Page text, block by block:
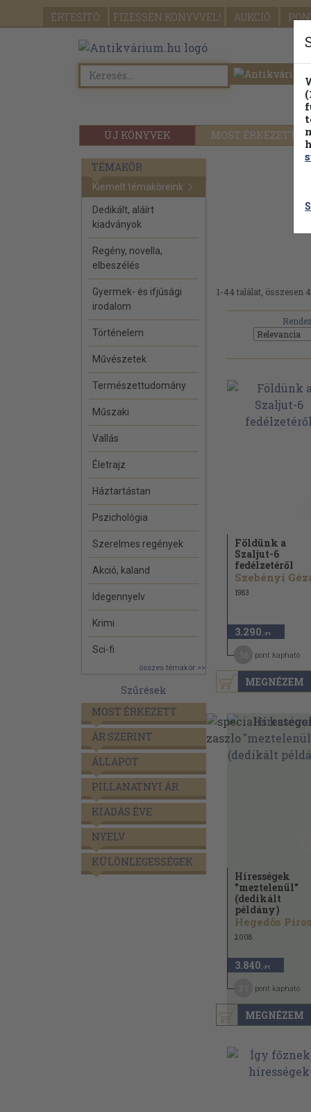
ÉRTESÍTŐ FIZESSEN KÖNYVVEL! AUKCIÓ
ÚJ KÖNYVEK MOST ÉRKEZETT
TÉMAKÖR
Kiemelt témaköreink
Dedikált, aláírt
kiadványok
Regény, novella,
elbeszélés
Gyermek- és ifjúsági
irodalom
Történelem
Művészetek
Természettudomány
Műszaki
Vallás
Életrajz
Háztartástan
Pszichológia
Szerelmes regények
Akció, kaland
Idegennyelv
Krimi
Sci-fi
összes témakör >>
Szűrések
MOST ÉRKEZETT
ÁR SZERINT
ÁLLAPOT
PILLANATNYI ÁR
KIADÁS ÉVE
NYELV
KÜLÖNLEGESSÉGEK
1-44 találat, összesen
MEGNÉZEM
Földünk a
Szaljut-6
fedélzetéről
Szebényi
1983
3.290 ,-Ft
pont kapható
MEGNÉZEM
Hírességek
"meztelenül"
(dedikált
példány)
2008
3.840 ,-Ft
pont kapható